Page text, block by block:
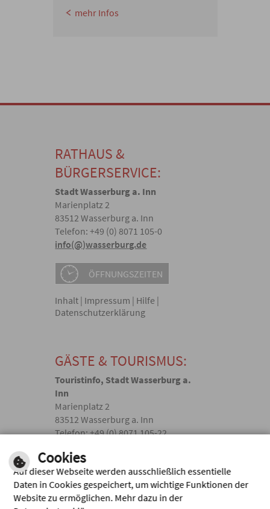
mehr Infos
RATHAUS &
BÜRGERSERVICE:
Stadt Wasserburg a. Inn
Marienplatz 2
83512 Wasserburg a. Inn
Telefon: +49 (0) 8071 105-0
info(@)wasserburg.de
ÖFFNUNGSZEITEN
Inhalt | Impressum | Hilfe |
Datenschutzerklärung
GÄSTE & TOURISMUS:
Touristinfo, Stadt Wasserburg a.
Inn
Marienplatz 2
83512 Wasserburg a. Inn
Telefon: +49 (0) 8071 105-22
Facebook
Instagram
Cookies
Auf dieser Webseite werden ausschließlich essentielle
Daten in Cookies gespeichert, um wichtige Funktionen der
Website zu ermöglichen. Mehr dazu in der